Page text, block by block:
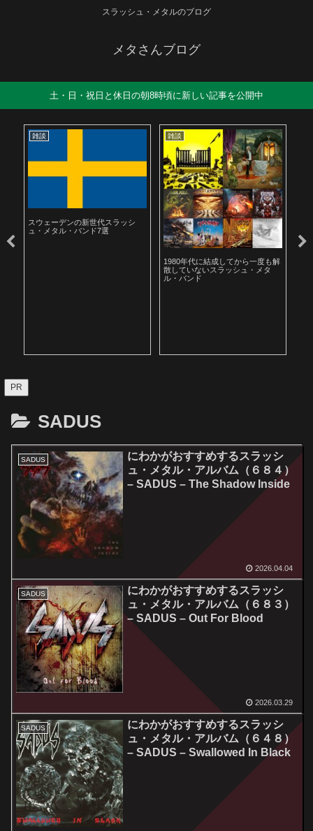
スラッシュ・メタルのブログ
メタさんブログ
土・日・祝日と休日の朝8時頃に新しい記事を公開中
雑談
スウェーデンの新世代スラッシ
ュ・メタル・バンド7選
雑談
1980年代に結成してから一度も解
散していないスラッシュ・メタ
ル・バンド
PR
SADUS
SADUS
にわかがおすすめするスラッシ
ュ・メタル・アルバム（６８４）
– SADUS – The Shadow Inside
2026.04.04
SADUS
にわかがおすすめするスラッシ
ュ・メタル・アルバム（６８３）
– SADUS – Out For Blood
2026.03.29
SADUS
にわかがおすすめするスラッシ
ュ・メタル・アルバム（６４８）
– SADUS – Swallowed In Black